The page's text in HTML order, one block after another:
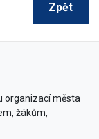
Zpět
organizací města
žákům,